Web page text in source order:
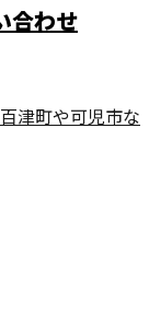
合わせ